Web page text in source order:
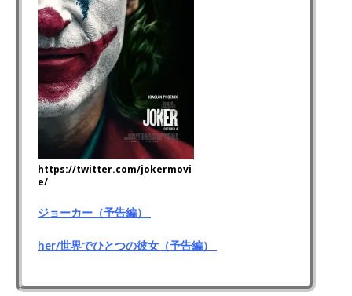
https://twitter.com/jokermovi
e/
ジョーカー（予告編）
her/世界でひとつの彼女（予告編）